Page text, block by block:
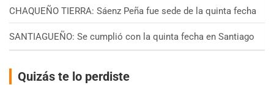
CHAQUEÑO TIERRA: Sáenz Peña fue sede de la quinta fecha
SANTIAGUEÑO: Se cumplió con la quinta fecha en Santiago
Quizás te lo perdiste